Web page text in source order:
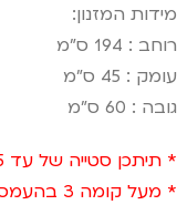
מידות המזנון:
רוחב : 194 ס"מ
עומק : 45 ס"מ
גובה : 60 ס"מ
* תיתכן סטייה של עד 5 % במידות הקיימות במפרט.
* מעל קומה 3 בהעמסה ידנית תהיה תוספת של 50 ₪ לקומה.